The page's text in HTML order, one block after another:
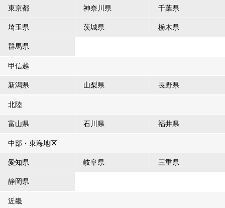
東京都 神奈川県 千葉県
埼玉県 茨城県 栃木県
群馬県
甲信越
新潟県 山梨県 長野県
北陸
富山県 石川県 福井県
中部・東海地区
愛知県 岐阜県 三重県
静岡県
近畿